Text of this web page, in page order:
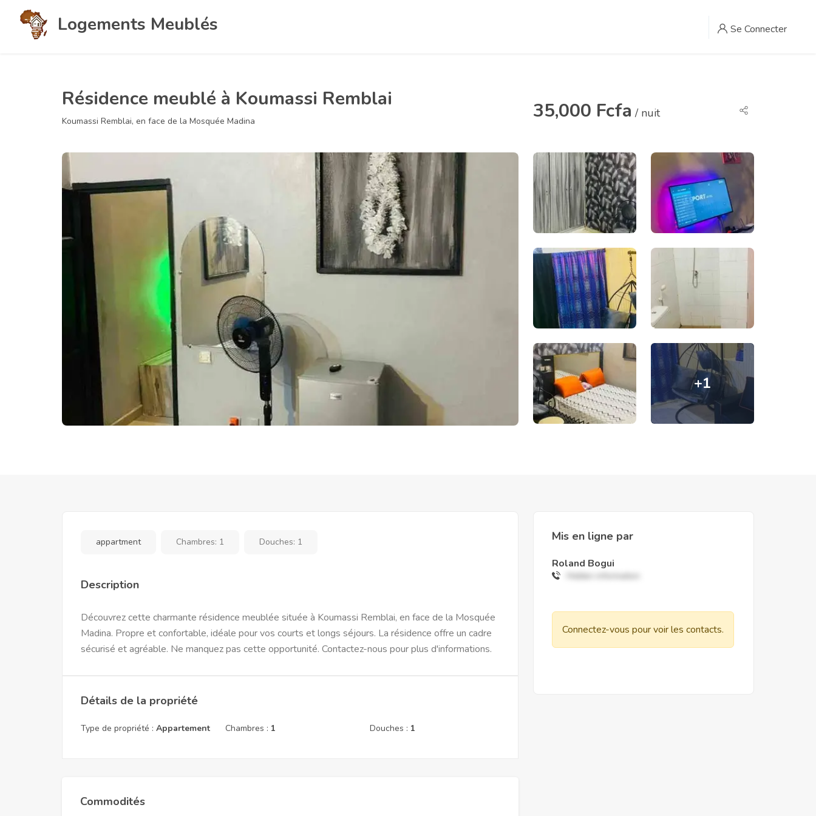
Logements Meublés Se Connecter
Résidence meublé à Koumassi Remblai
Koumassi Remblai, en face de la Mosquée Madina 35,000 Fcfa / nuit
+1
appartment Chambres: 1 Douches: 1
Description
Découvrez cette charmante résidence meublée située à Koumassi Remblai, en face de la Mosquée
Madina. Propre et confortable, idéale pour vos courts et longs séjours. La résidence offre un cadre
sécurisé et agréable. Ne manquez pas cette opportunité. Contactez-nous pour plus d'informations.
Détails de la propriété
Type de propriété : Appartement Chambres : 1 Douches : 1
Commodités
Mis en ligne par
Roland Bogui
Hidden information
Connectez-vous pour voir les contacts.